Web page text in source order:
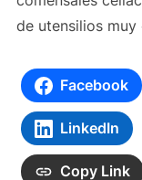
de utensilios
Facebook
LinkedIn
Copy Link